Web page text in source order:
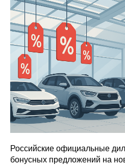
Российские официальные
бонусных предложений на